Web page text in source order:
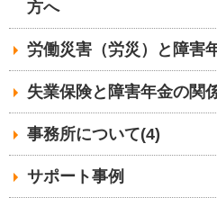
方へ
労働災害（労災）と障害
失業保険と障害年金の関
事務所について(4)
サポート事例